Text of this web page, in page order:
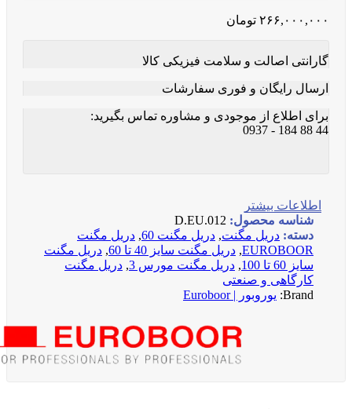
۲۶۶,۰۰۰,۰۰۰ تومان
گارانتی اصالت و سلامت فیزیکی کالا
ارسال رایگان و فوری سفارشات
برای اطلاع از موجودی و مشاوره تماس بگیرید:
44 88 184 - 0937
اطلاعات بیشتر
شناسه محصول: D.EU.012
دسته: دریل مگنت, دریل مگنت 60 , دریل مگنت
EUROBOOR
, دریل مگنت سایز 40 تا 60 , دریل مگنت
سایز 60 تا 100
, دریل مگنت مورس 3 , دریل مگنت
کارگاهی و صنعتی
Brand: یوروبور | Euroboor